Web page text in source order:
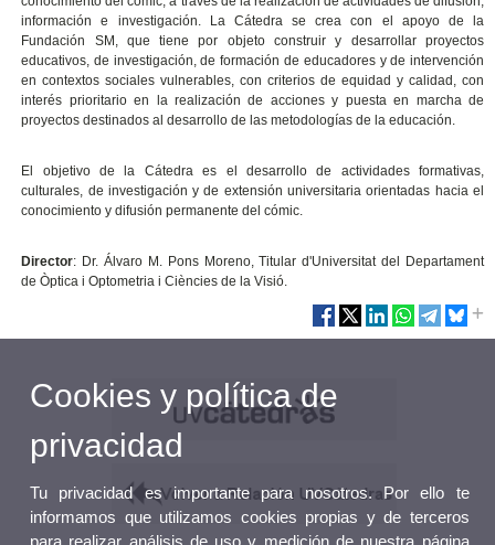
información e investigación. La Cátedra se crea con el apoyo de la
Fundación SM, que tiene por objeto construir y desarrollar proyectos
educativos, de investigación, de formación de educadores y de intervención
en contextos sociales vulnerables, con criterios de equidad y calidad, con
interés prioritario en la realización de acciones y puesta en marcha de
proyectos destinados al desarrollo de las metodologías de la educación.
El objetivo de la Cátedra es el desarrollo de actividades formativas,
culturales, de investigación y de extensión universitaria orientadas hacia el
conocimiento y difusión permanente del cómic.
Director: Dr. Álvaro M. Pons Moreno, Titular d'Universitat del Departament
de Òptica i Optometria i Ciències de la Visió.
Cookies y política de
privacidad
Tu privacidad es importante para nosotros. Por ello te
informamos que utilizamos cookies propias y de terceros
para realizar análisis de uso y medición de nuestra página